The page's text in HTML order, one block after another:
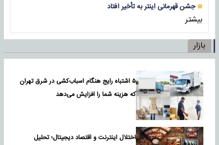
جشن قهرمانی اینتر به تأخیر افتاد
بیشتر
بازار
۵ اشتباه رایج هنگام اسباب‌کشی در شرق تهران
که هزینه شما را افزایش می‌دهد
اختلال اینترنت و اقتصاد دیجیتال؛ تحلیل